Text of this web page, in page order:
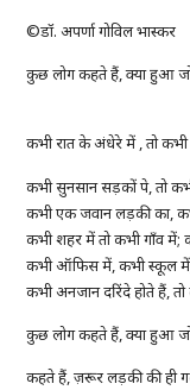
©डॉ. अपर्णा गोविल भास्कर
कुछ लोग कहते हैं, क्या हुआ
कभी रात के अंधेरे में , तो कभी
कभी सुनसान सड़कों पे, तो
कभी एक जवान लड़की का,
कभी शहर में तो कभी गाँव में;
कभी ऑफिस में, कभी स्कूल में,
कभी अनजान दरिंदे होते हैं,
कुछ लोग कहते हैं, क्या हुआ
कहते हैं, ज़रूर लड़की की ही